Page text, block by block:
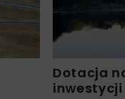
Dotacja
inwestycji